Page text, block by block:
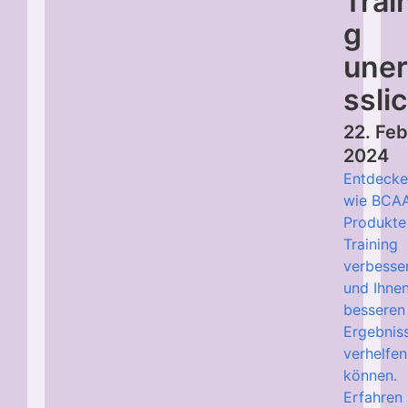
g
22.
2024
wie
Training
und
besseren
verhelfen
können.
Erfahren